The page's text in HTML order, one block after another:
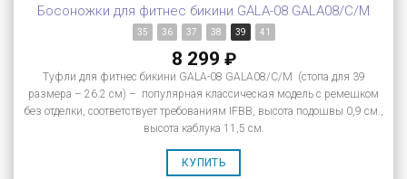
Босоножки для фитнес бикини GALA-08 GALA08/C/M
35 36 37 38 39 41
8 299 ₽
Туфли для фитнес бикини GALA-08 GALA08/C/M (стопа для 39
размера – 26.2 см) – популярная классическая модель с ремешком
без отделки, соответствует требованиям IFBB, высота подошвы 0,9 см.,
высота каблука 11,5 см.
КУПИТЬ